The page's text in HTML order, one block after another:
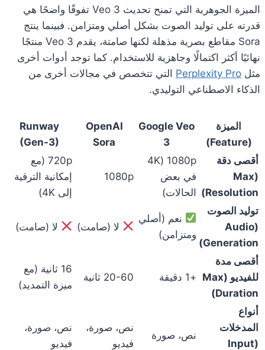
الميزة الجوهرية التي تمنح تحديث Veo 3 تفوقًا واضحًا هي
قدرته على توليد الصوت بشكل أصلي ومتزامن. فبينما ينتج
Sora مقاطع بصرية مذهلة لكنها صامتة، يقدم Veo 3 منتجًا
نهائيًا أكثر اكتمالًا وجاهزية للاستخدام. كما توجد أدوات أخرى
مثل Perplexity Pro التي تتخصص في مجالات أخرى من
الذكاء الاصطناعي التوليدي.
الميزة
(Feature)
Google Veo
3
OpenAI
Sora
Runway
(Gen-3)
أقصى دقة
(Max
Resolution)
1080p (4K
في بعض
الحالات)
1080p
720p (مع
إمكانية الترقية
إلى 4K)
توليد الصوت
(Audio
Generation)
نعم (أصلي
ومتزامن)
لا (صامت) لا (صامت)
أقصى مدة
للفيديو (Max
Duration)
+1 دقيقة 20-60 ثانية
16 ثانية (مع
ميزة التمديد)
أنواع
المدخلات
(Input
نص، صورة
نص، صورة،
فيديو
نص، صورة،
فيديو